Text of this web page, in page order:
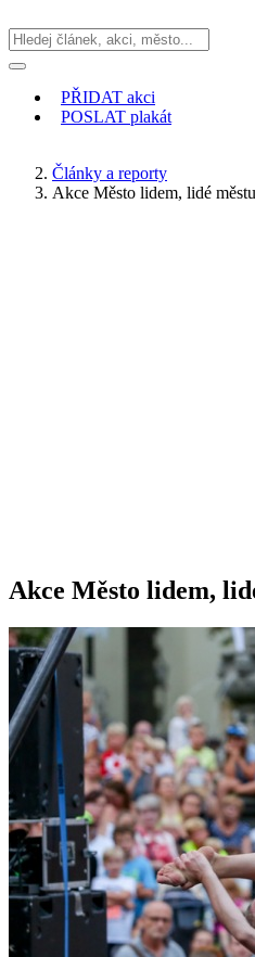
PŘIDAT akci
POSLAT plakát
Články a reporty
Akce Město lidem, lidé
Akce Město lidem,